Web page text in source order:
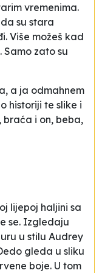
vremenima.
su stara
Više možeš kad
Samo zato su
a ja odmahnem
historiji te slike i
braća i on, beba,
lijepoj haljini sa
se. Izgledaju
u stilu Audrey
gleda u sliku
boje. U tom